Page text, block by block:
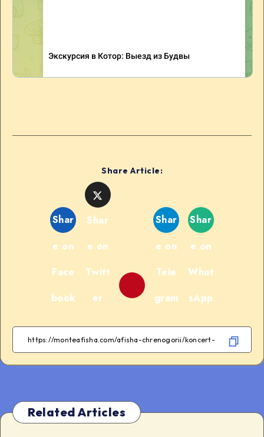
Share Article:
Shar
e on
Face
book
Shar
e on
Twitt
er
Shar
e on
Tele
gram
Shar
e on
What
sApp
Related Articles